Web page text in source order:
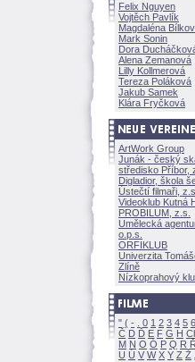
Felix Nguyen
Vojtěch Pavlík
Magdaléna
Mark Sonin
Dora
Alena Zemanov
Lilly Kollmerov
Tereza Polákov
Jakub Samek
Klára Fryčkov
ArtWork Group
Junák - český
středisko Příbor,
Digladior, škola
Ústečtí filmaři, z.s.
Videoklub Kutná
PROBILUM, z.s.
Umělecká
o.p.s.
ORFIKLUB
Univerzita
Zlíně
Nízkoprahový
" ( - 0 1 2 3 4 5 6
Č D Ď E F G H
M N O Ó P Q R Ř
U Ú V W X Y Z